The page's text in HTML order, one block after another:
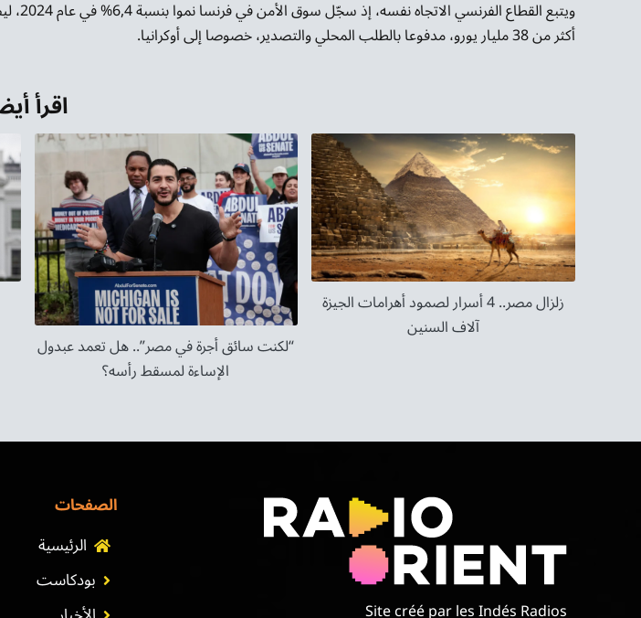
ويتبع القطاع الفرنسي
أكثر من 38 مليار يورو، مدفوعا بالطلب المحلي والتصدير، خصوصا إلى أوكرانيا.
اقرأ
زلزال مصر.. 4 أسرار لصمود أهرامات الجيزة
آلاف السنين
“لكنت سائق أجرة في مصر”.. هل تعمد عبدول
الإساءة لمسقط رأسه؟
Site créé par les Indés Radios
الصفحات
الرئيسية
بودكاست